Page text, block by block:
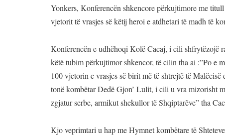
Yonkers, Konferencën shkencore përkujtimore me
vjetorit të vrasjes së këtij heroi e atdhetari të madh të
Konferencën e udhëhoqi Kolë Cacaj, i cili shfrytëzojë
këtë tubim përkujtimor shkencor, të cilin tha ai :”Po e
100 vjetorin e vrasjes së birit më të shtrejtë të
tonë kombëtar Dedë Gjon’ Lulit, i cili u vra mizorisht
zgjatur serbe, armikut shekullor të Shqiptarëve” tha
Kjo veprimtari u hap me Hymnet kombëtare të